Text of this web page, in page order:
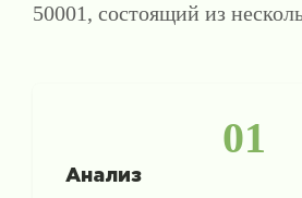
50001, состоящий из
01
Анализ